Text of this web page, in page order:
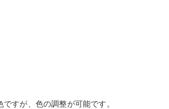
すが、色の調整が可能です。